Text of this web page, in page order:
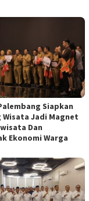
Siapkan
Wisata Jadi Magnet
Dan
Ekonomi Warga